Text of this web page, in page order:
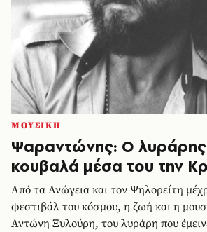
ΜΟΥΣΙΚΗ
Ψαραντώνης: Ο
κουβαλά μέσα του την
Από τα Ανώγεια και τον Ψηλορείτη
φεστιβάλ του κόσμου, η ζωή και η
Αντώνη Ξυλούρη, του λυράρη που